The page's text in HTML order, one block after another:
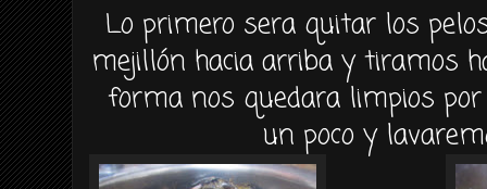
Lo primero sera quitar los
mejillón hacia arriba y tiramos
forma nos quedara limpios
un poco y